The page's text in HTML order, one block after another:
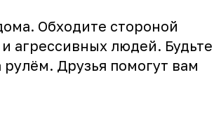
Обходите стороной
агрессивных людей. Будьте
Друзья помогут вам